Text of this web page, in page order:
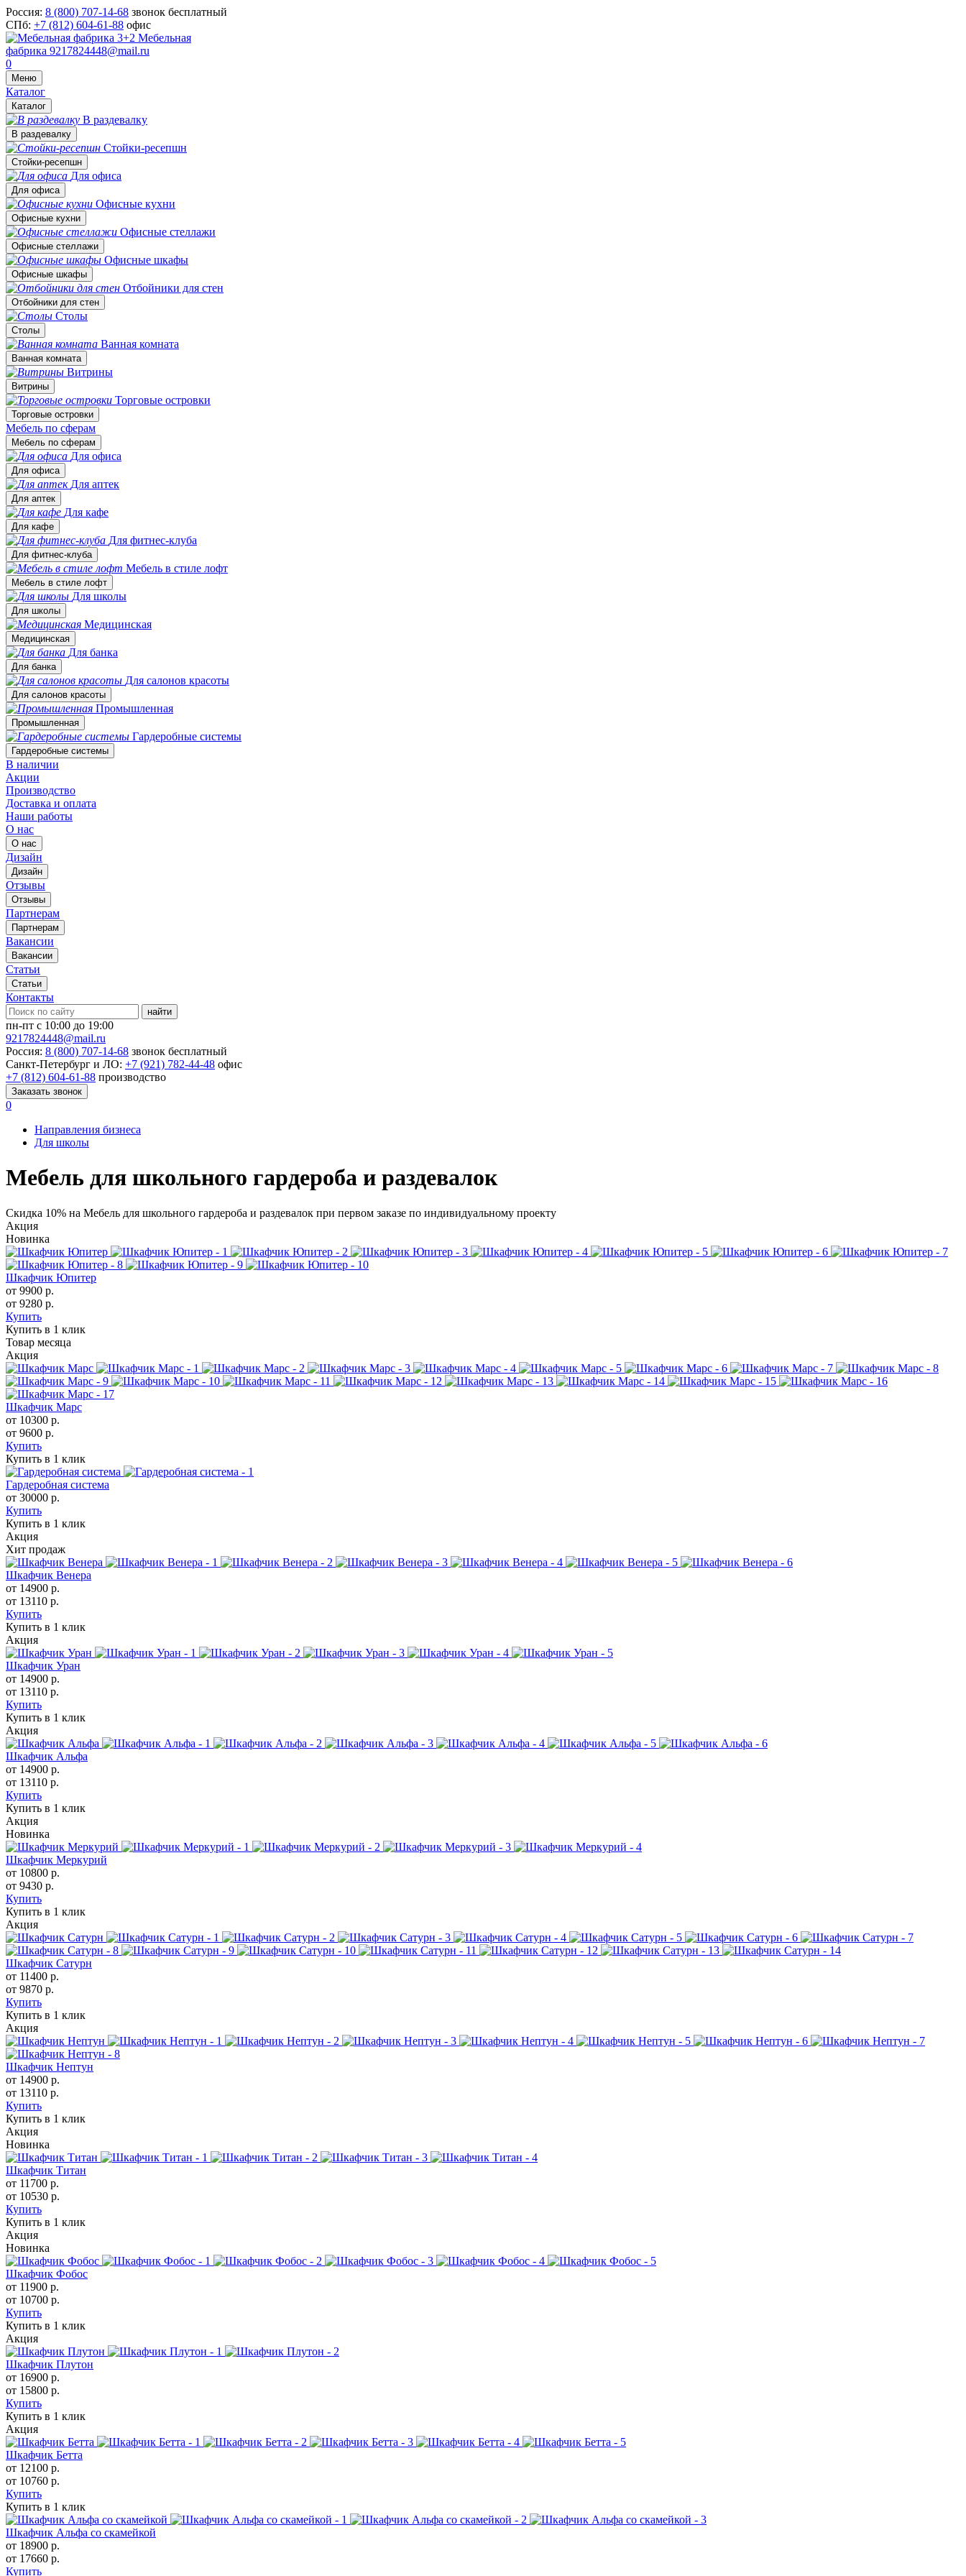
Россия: 8 (800) 707-14-68 звонок бесплатный
СПб: +7 (812) 604-61-88 офис
Мебельная
фабрика 9217824448@mail.ru
0
Меню
Каталог
Каталог
В раздевалку
В раздевалку
Стойки-ресепшн
Стойки-ресепшн
Для офиса
Для офиса
Офисные кухни
Офисные кухни
Офисные стеллажи
Офисные стеллажи
Офисные шкафы
Офисные шкафы
Отбойники для стен
Отбойники для стен
Столы
Столы
Ванная комната
Ванная комната
Витрины
Витрины
Торговые островки
Торговые островки
Мебель по сферам
Мебель по сферам
Для офиса
Для офиса
Для аптек
Для аптек
Для кафе
Для кафе
Для фитнес-клуба
Для фитнес-клуба
Мебель в стиле лофт
Мебель в стиле лофт
Для школы
Для школы
Медицинская
Медицинская
Для банка
Для банка
Для салонов красоты
Для салонов красоты
Промышленная
Промышленная
Гардеробные системы
Гардеробные системы
В наличии
Акции
Производство
Доставка и оплата
Наши работы
О нас
О нас
Дизайн
Дизайн
Отзывы
Отзывы
Партнерам
Партнерам
Вакансии
Вакансии
Статьи
Статьи
Контакты
найти
пн-пт с 10:00 до 19:00
9217824448@mail.ru
Россия: 8 (800) 707-14-68 звонок бесплатный
Санкт-Петербург и ЛО: +7 (921) 782-44-48 офис
+7 (812) 604-61-88 производство
Заказать звонок
0
Направления бизнеса
Для школы
Мебель для школьного гардероба и раздевалок
Скидка 10% на Мебель для школьного гардероба и раздевалок при первом заказе по индивидуальному проекту
Акция
Новинка
Шкафчик Юпитер
от 9900 р.
от 9280 р.
Купить
Купить в 1 клик
Товар месяца
Акция
Шкафчик Марс
от 10300 р.
от 9600 р.
Купить
Купить в 1 клик
Гардеробная система
от 30000 р.
Купить
Купить в 1 клик
Акция
Хит продаж
Шкафчик Венера
от 14900 р.
от 13110 р.
Купить
Купить в 1 клик
Акция
Шкафчик Уран
от 14900 р.
от 13110 р.
Купить
Купить в 1 клик
Акция
Шкафчик Альфа
от 14900 р.
от 13110 р.
Купить
Купить в 1 клик
Акция
Новинка
Шкафчик Меркурий
от 10800 р.
от 9430 р.
Купить
Купить в 1 клик
Акция
Шкафчик Сатурн
от 11400 р.
от 9870 р.
Купить
Купить в 1 клик
Акция
Шкафчик Нептун
от 14900 р.
от 13110 р.
Купить
Купить в 1 клик
Акция
Новинка
Шкафчик Титан
от 11700 р.
от 10530 р.
Купить
Купить в 1 клик
Акция
Новинка
Шкафчик Фобос
от 11900 р.
от 10700 р.
Купить
Купить в 1 клик
Акция
Шкафчик Плутон
от 16900 р.
от 15800 р.
Купить
Купить в 1 клик
Акция
Шкафчик Бетта
от 12100 р.
от 10760 р.
Купить
Купить в 1 клик
Шкафчик Альфа со скамейкой
от 18900 р.
от 17660 р.
Купить